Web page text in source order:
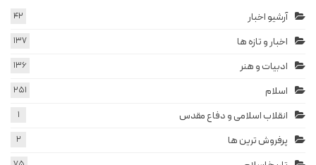
آرشیو اخبار 42
اخبار و تازه ها 137
ادبیات و هنر 136
اسلام 251
انقلاب اسلامی و دفاع مقدس 1
پرفروش ترین ها 2